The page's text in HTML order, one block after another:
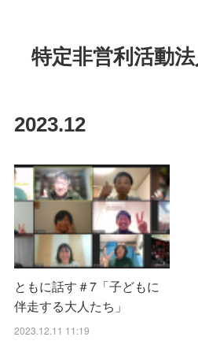
特定非営利活動
2023.12
ともに話す＃7「子どもに
伴走する大人たち」
2023.12.11 11:19